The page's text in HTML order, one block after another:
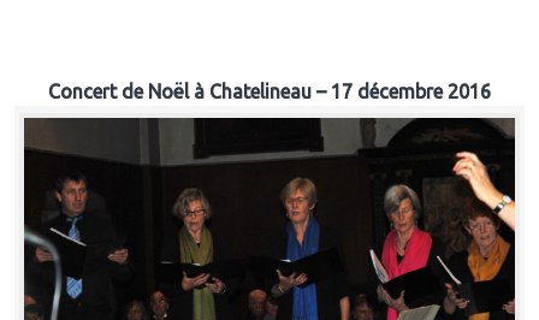
Concert de Noël à Chatelineau – 17 décembre 2016